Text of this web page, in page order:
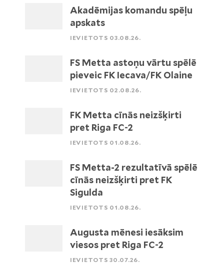
Akadēmijas komandu spēļu
apskats
IEVIETOTS 03.08.26.
FS Metta astoņu vārtu spēlē
pieveic FK Iecava/FK Olaine
IEVIETOTS 02.08.26.
FK Metta cīnās neizšķirti
pret Riga FC-2
IEVIETOTS 01.08.26.
FS Metta-2 rezultatīvā spēlē
cīnās neizšķirti pret FK
Sigulda
IEVIETOTS 01.08.26.
Augusta mēnesi iesāksim
viesos pret Riga FC-2
IEVIETOTS 30.07.26.